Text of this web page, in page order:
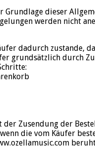
dieser
werden nicht
dadurch zustande,
grundsätzlich durch
Zusendung der
die vom Käufer